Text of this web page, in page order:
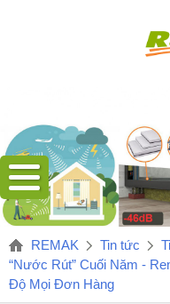
REMAK Tin tức
“Nước Rút” Cuối Năm -
Độ Mọi Đơn Hàng
Remak
đặt
mục
tiêu
rõ